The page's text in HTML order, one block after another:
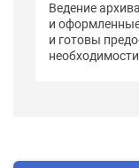
Ведение
и
и готовы